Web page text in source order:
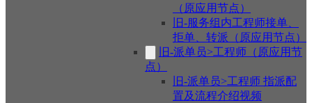
（原应用节点）
旧-服务组内工程师接单、
拒单、转派（原应用节点）
旧-派单员>工程师（原应用节
点）
旧-派单员>工程师 指派配
置及流程介绍视频